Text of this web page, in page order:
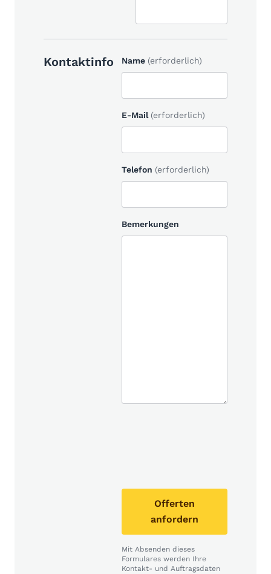
Kontaktinfo Name (erforderlich)
E-Mail (erforderlich)
Telefon (erforderlich)
Bemerkungen
Offerten
anfordern
Mit Absenden dieses
Formulares werden Ihre
Kontakt- und Auftragsdaten